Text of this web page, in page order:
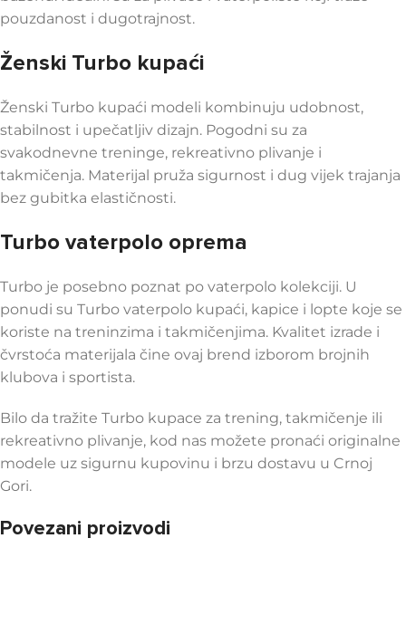
pouzdanost i dugotrajnost.
Ženski Turbo kupaći
Ženski Turbo kupaći modeli kombinuju udobnost,
stabilnost i upečatljiv dizajn. Pogodni su za
svakodnevne treninge, rekreativno plivanje i
takmičenja. Materijal pruža sigurnost i dug vijek trajanja
bez gubitka elastičnosti.
Turbo vaterpolo oprema
Turbo je posebno poznat po vaterpolo kolekciji. U
ponudi su Turbo vaterpolo kupaći, kapice i lopte koje se
koriste na treninzima i takmičenjima. Kvalitet izrade i
čvrstoća materijala čine ovaj brend izborom brojnih
klubova i sportista.
Bilo da tražite Turbo kupace za trening, takmičenje ili
rekreativno plivanje, kod nas možete pronaći originalne
modele uz sigurnu kupovinu i brzu dostavu u Crnoj
Gori.
Povezani proizvodi